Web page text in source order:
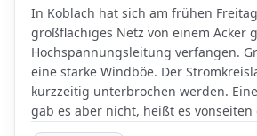
In Koblach hat sich am frühen
großflächiges Netz von einem Acker
Hochspannungsleitung verfangen.
eine starke Windböe. Der
kurzzeitig unterbrochen werden.
gab es aber nicht, heißt es vonseiten